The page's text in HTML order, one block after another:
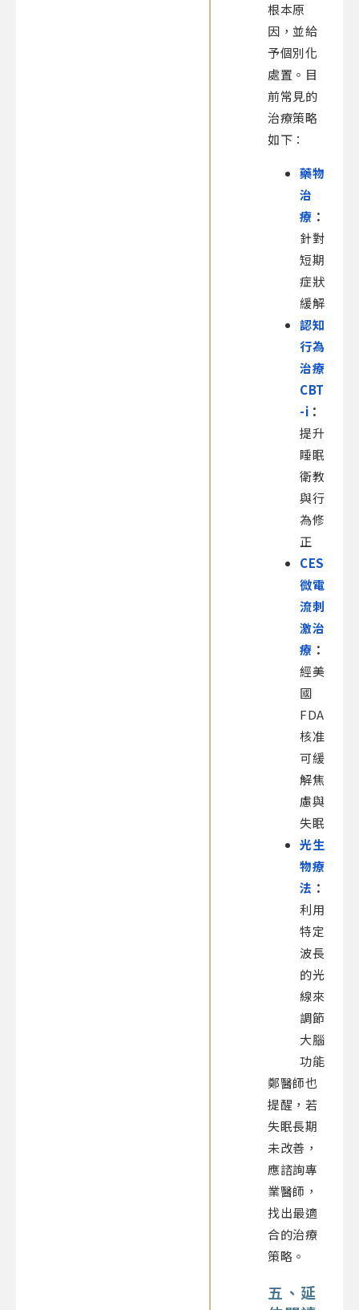
根本原
因，並給
予個別化
處置。目
前常見的
治療策略
如下：
藥物
治
療 ：
針對
短期
症狀
緩解
認知
行為
治療
CBT
-i ：
提升
睡眠
衛教
與行
為修
正
CES
微電
流刺
激治
療 ：
經美
國
FDA
核准
可緩
解焦
慮與
失眠
光生
物療
法 ：
利用
特定
波長
的光
線來
調節
大腦
功能
鄭醫師也
提醒，若
失眠長期
未改善，
應諮詢專
業醫師，
找出最適
合的治療
策略。
五、延